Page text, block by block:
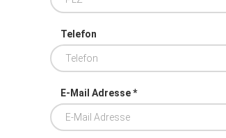
Telefon
E-Mail Adresse *